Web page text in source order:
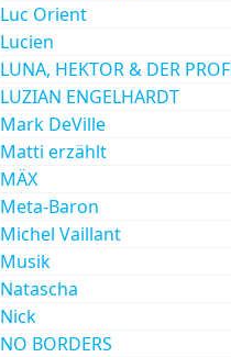
Luc Orient
Lucien
LUNA, HEKTOR & DER
LUZIAN ENGELHARDT
Mark DeVille
Matti erzählt
MÄX
Meta-Baron
Michel Vaillant
Musik
Natascha
Nick
NO BORDERS